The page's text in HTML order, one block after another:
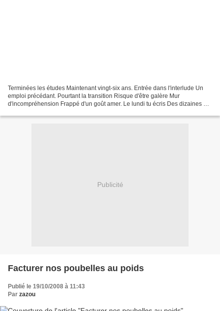
Terminées les études Maintenant vingt-six ans. Entrée dans l'interlude Un
emploi précédant. Pourtant la transition Risque d'être galère Mur
d'incompréhension Frappé d'un goût amer. Le lundi tu écris Des dizaines de
Publicité
Facturer nos poubelles au poids
Publié le 19/10/2008 à 11:43
Par zazou